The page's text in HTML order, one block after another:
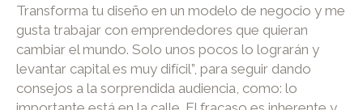
Transforma tu diseño en un modelo de negocio y me
gusta trabajar con emprendedores que quieran
cambiar el mundo. Solo unos pocos lo lograrán y
levantar capital es muy difícil”, para seguir dando
consejos a la sorprendida audiencia, como: lo